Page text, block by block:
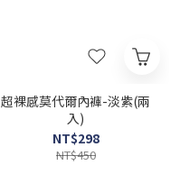
超裸感莫代爾內褲-淡紫(兩
入)
NT$298
NT$450